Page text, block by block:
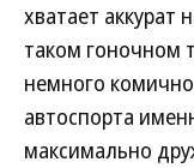
хватает аккурат
таком гоночном
немного
автоспорта
максимально